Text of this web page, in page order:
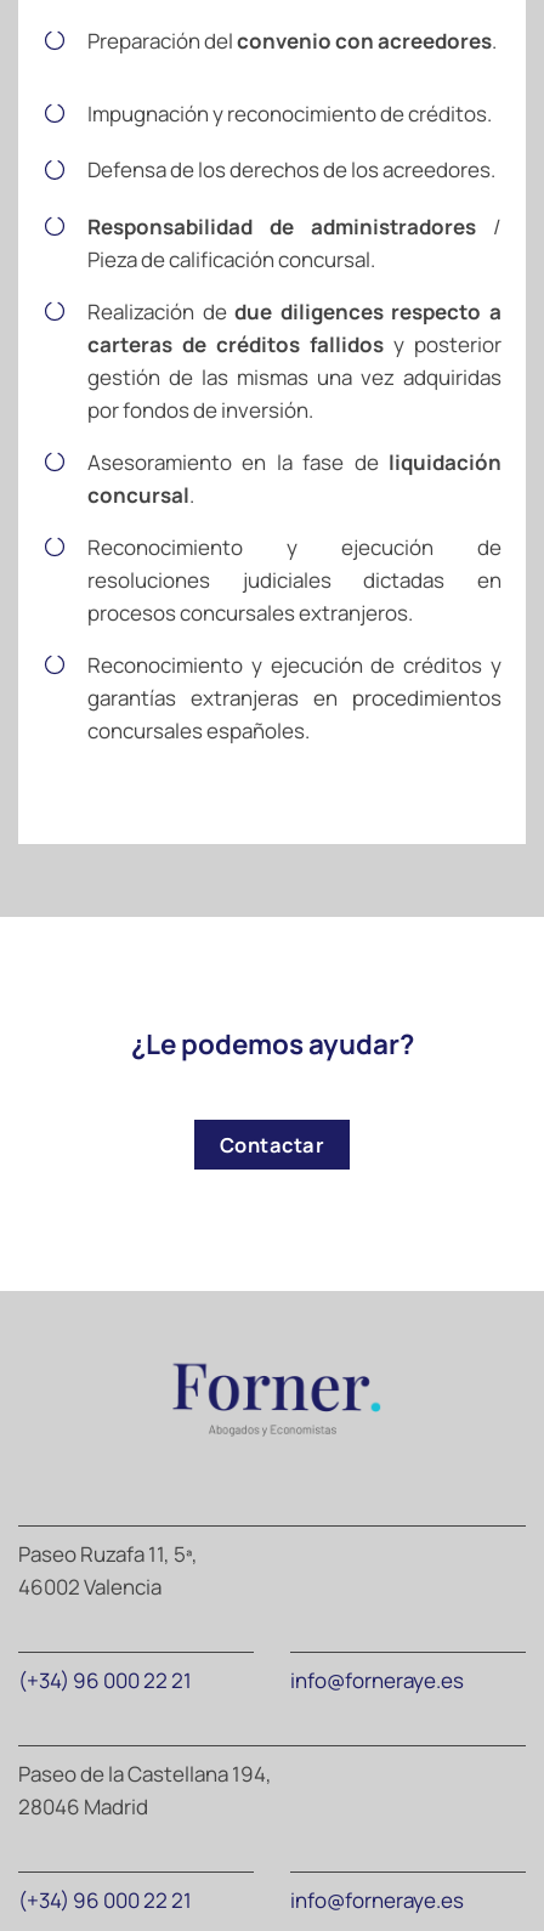
Preparación delconvenio con acreedores.
Impugnación y reconocimiento de créditos.
Defensa de los derechos de los acreedores.
Responsabilidad de administradores /
Pieza de calificación concursal.
Realización dedue diligencesrespecto a
carteras de créditos fallidos y posterior
gestión de las mismas una vez adquiridas
por fondos de inversión.
Asesoramiento en la fase de liquidación
concursal.
Reconocimiento y ejecución de
resoluciones judiciales dictadas en
procesos concursales extranjeros.
Reconocimiento y ejecución de créditos y
garantías extranjeras en procedimientos
concursales españoles.
¿Le podemos ayudar?
Contactar
Paseo Ruzafa 11, 5ª,
46002 Valencia
(+34) 96 000 22 21 info@forneraye.es
Paseo de la Castellana 194,
28046 Madrid
(+34) 96 000 22 21 info@forneraye.es